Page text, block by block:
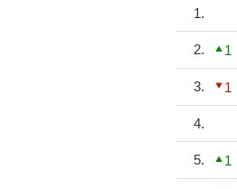
1.
2. 1
3. 1
4.
5. 1